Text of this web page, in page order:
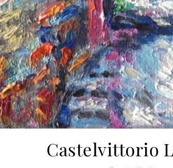
Castelvittorio